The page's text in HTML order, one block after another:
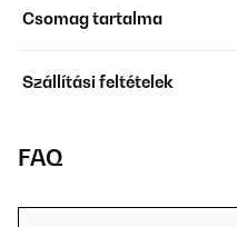
Csomag tartalma
Szállítási feltételek
FAQ